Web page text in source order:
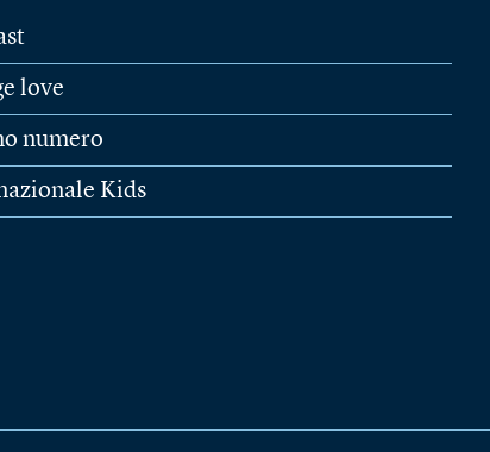
love
numero
Kids